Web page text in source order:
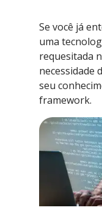
Se você já
uma
requesitada
necessidade
seu
framework.